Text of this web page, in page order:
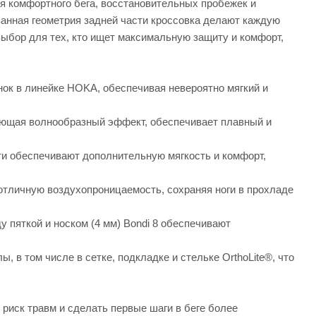
бега, восстановительных пробежек и
геометрия задней части кроссовка делают каждую
для тех, кто ищет максимальную защиту и комфорт,
в линейке HOKA, обеспечивая невероятно мягкий и
волнообразный эффект, обеспечивает плавный и
дополнительную мягкость и комфорт,
воздухопроницаемость, сохраняя ноги в прохладе
пяткой и носком (4 мм) Bondi 8 обеспечивают
в том числе в сетке, подкладке и стельке OrthoLite®, что
травм и сделать первые шаги в беге более